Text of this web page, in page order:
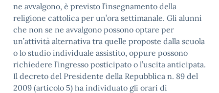
ne avvalgono, è previsto l’insegnamento della
religione cattolica per un’ora settimanale. Gli alunni
che non se ne avvalgono possono optare per
un’attività alternativa tra quelle proposte dalla scuola
o lo studio individuale assistito, oppure possono
richiedere l’ingresso posticipato o l’uscita anticipata.
Il decreto del Presidente della Repubblica n. 89 del
2009 (articolo 5) ha individuato gli orari di